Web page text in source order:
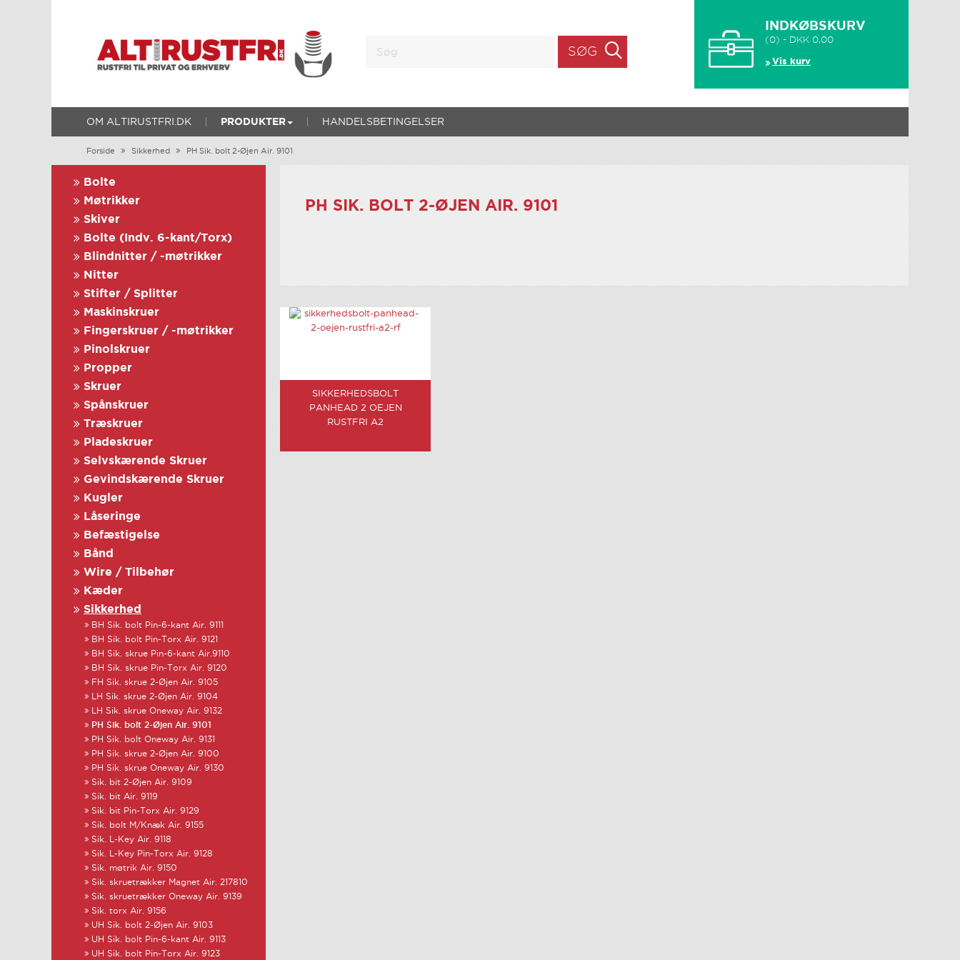
INDKØBSKURV
(0) - DKK 0,00
Vis kurv
OM ALTIRUSTFRI.DK PRODUKTER HANDELSBETINGELSER
SØG
Forside Sikkerhed PH Sik. bolt 2-Øjen Air. 9101
Bolte
Møtrikker
Skiver
Bolte (Indv. 6-kant/Torx)
Blindnitter / -møtrikker
Nitter
Stifter / Splitter
Maskinskruer
Fingerskruer / -møtrikker
Pinolskruer
Propper
Skruer
Spånskruer
Træskruer
Pladeskruer
Selvskærende Skruer
Gevindskærende Skruer
Kugler
Låseringe
Befæstigelse
Bånd
Wire / Tilbehør
Kæder
Sikkerhed
BH Sik. bolt Pin-6-kant Air. 9111
BH Sik. bolt Pin-Torx Air. 9121
BH Sik. skrue Pin-6-kant Air.9110
BH Sik. skrue Pin-Torx Air. 9120
FH Sik. skrue 2-Øjen Air. 9105
LH Sik. skrue 2-Øjen Air. 9104
LH Sik. skrue Oneway Air. 9132
PH Sik. bolt 2-Øjen Air. 9101
PH Sik. bolt Oneway Air. 9131
PH Sik. skrue 2-Øjen Air. 9100
PH Sik. skrue Oneway Air. 9130
Sik. bit 2-Øjen Air. 9109
Sik. bit Air. 9119
Sik. bit Pin-Torx Air. 9129
Sik. bolt M/Knæk Air. 9155
Sik. L-Key Air. 9118
Sik. L-Key Pin-Torx Air. 9128
Sik. møtrik Air. 9150
Sik. skruetrækker Magnet Air. 217810
Sik. skruetrækker Oneway Air. 9139
Sik. torx Air. 9156
UH Sik. bolt 2-Øjen Air. 9103
UH Sik. bolt Pin-6-kant Air. 9113
UH Sik. bolt Pin-Torx Air. 9123
PH SIK. BOLT 2-ØJEN AIR. 9101
SIKKERHEDSBOLT
PANHEAD 2 OEJEN
RUSTFRI A2